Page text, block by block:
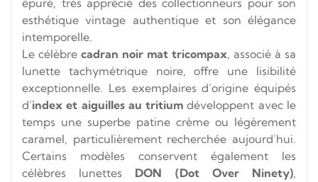
épuré, très apprécié des collectionneurs pour son
esthétique vintage authentique et son élégance
intemporelle.
Le célèbre cadran noir mat tricompax, associé à sa
lunette tachymétrique noire, offre une lisibilité
exceptionnelle. Les exemplaires d’origine équipés
d’index et aiguilles au tritium développent avec le
temps une superbe patine crème ou légèrement
caramel, particulièrement recherchée aujourd’hui.
Certains modèles conservent également les
célèbres lunettes DON (Dot Over Ninety),